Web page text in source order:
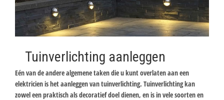
Tuinverlichting aanleggen
Eén van de andere algemene taken die u kunt overlaten aan een
elektricien is het aanleggen van tuinverlichting. Tuinverlichting kan
zowel een praktisch als decoratief doel dienen, en is in vele soorten en